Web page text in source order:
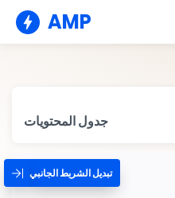
AMP
جدول المحتويات
تبديل الشريط الجانبي